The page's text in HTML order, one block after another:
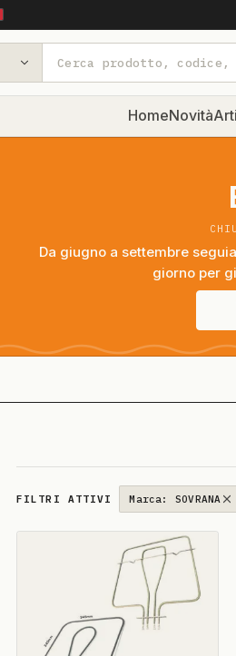
HomeNovità
Da giugno a settembre
giorno per
FILTRI ATTIVI Marca: SOVRANA